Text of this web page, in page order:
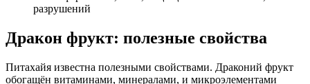
разрушений
Дракон фрукт: полезные свойства
Питахайя известна полезными свойствами. Драконий фрукт
обогащён витаминами, минералами, и микроэлементами